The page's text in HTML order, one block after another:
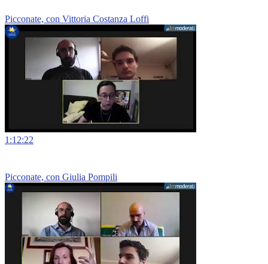
Picconate, con Vittoria Costanza Loffi
1:12:22
Picconate, con Giulia Pompili